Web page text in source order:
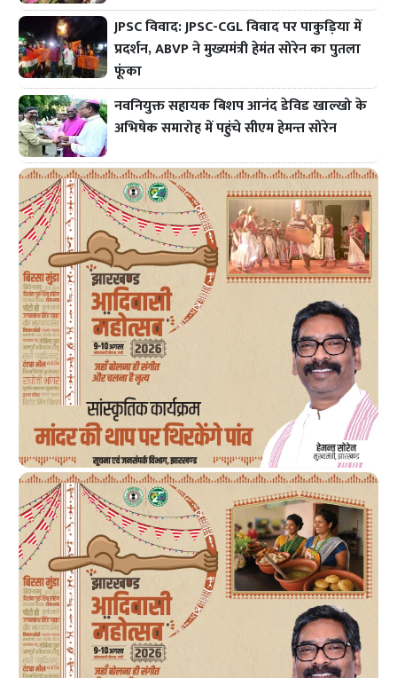
JPSC विवाद: JPSC-CGL विवाद पर पाकुड़िया में
प्रदर्शन, ABVP ने मुख्यमंत्री हेमंत सोरेन का पुतला
फूंका
नवनियुक्त सहायक बिशप आनंद डेविड खाल्खो के
अभिषेक समारोह में पहुंचे सीएम हेमन्त सोरेन